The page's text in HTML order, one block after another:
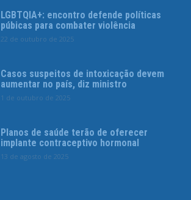
LGBTQIA+: encontro defende políticas
púbicas para combater violência
22 de outubro de 2025
Casos suspeitos de intoxicação devem
aumentar no país, diz ministro
1 de outubro de 2025
Planos de saúde terão de oferecer
implante contraceptivo hormonal
13 de agosto de 2025